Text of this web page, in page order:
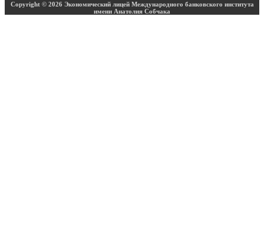
Copyright © 2026 Экономический лицей Международного банковского института
имени Анатолия Собчака